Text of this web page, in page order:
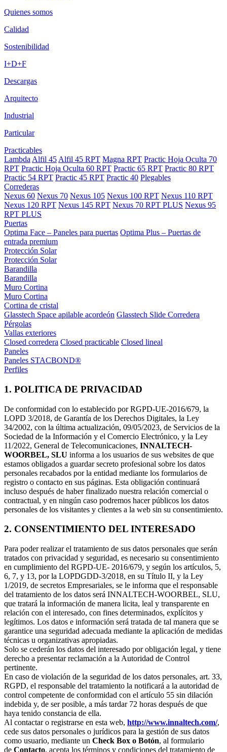
Quienes somos
Calidad
Sostenibilidad
I+D+F
Descargas
Arquitecto
Industrial
Particular
Practicables
Lambda Alfil 45 Alfil 45 RPT Magna RPT Practic Hoja Oculta 70
RPT Practic Hoja Oculta 60 RPT Practic 65 RPT Practic 80 RPT
Practic 54 RPT Practic 45 RPT Practic 40 Plegables
Correderas
Nexus 60 Nexus 70 Nexus 105 Nexus 100 RPT Nexus 110 RPT
Nexus 120 RPT Nexus 145 RPT Nexus 70 RPT PLUS Nexus 95
RPT PLUS
Puertas
Optima Face – Paneles para puertas Optima Plus – Puertas de
entrada premium
Protección Solar
Protección Solar
Barandilla
Barandilla
Muro Cortina
Muro Cortina
Cortina de cristal
Glasstech Space apilable acordeón Glasstech Slide Corredera
Pérgolas
Vallas exteriores
Closed corredera Closed practicable Closed lineal
Paneles
Paneles STACBOND®
Perfiles
1. POLITICA DE PRIVACIDAD
De conformidad con lo establecido por RGPD-UE-2016/679, la
LOPD 3/2018, de Garantía de los Derechos Digitales, la Ley
34/2002, con la última actualización, 09/05/2023, de Servicios de la
Sociedad de la Información y el Comercio Electrónico, y la Ley
11/2022, General de Telecomunicaciones, INNALTECH-
WOORBEL, SLU informa a los usuarios de sus websites de que
estamos obligados a guardar secreto profesional sobre los datos
personales recabados por la entidad mediante los formularios de
registro o contacto en sus páginas. Esta obligación continuará
incluso después de haber finalizado nuestra relación comercial o
contractual, y en ningún caso podremos hacer públicos los datos
personales de los visitantes y clientes a la web sin su consentimiento.
2. CONSENTIMIENTO DEL INTERESADO
Para poder realizar el tratamiento de sus datos personales que serán
tratados con privacidad y seguridad, es necesario su consentimiento
en cumplimiento del RGPD-UE- 2016/679, y según los artículos, 5,
6, 7, y 13, por la LOPDGDD-3/2018, en su Título II, y la Ley
1/2019, de secretos Empresariales, se le informa que el responsable
del tratamiento de los datos será INNALTECH-WOORBEL, SLU,
que tratará la información de manera licita, leal y transparente en
relación con el interesado, con fines determinados, explícitos y
legítimos. Los datos e información será tratada de tal manera que se
garantice una seguridad adecuada mediante la aplicación de medidas
técnicas u organizativas apropiadas.
Solo se cederán los datos del interesado por obligación legal, y tiene
derecho a presentar reclamación a la Autoridad de Control
pertinente.
En caso de violación de la seguridad de los datos personales, art. 33,
RGPD, el responsable del tratamiento la notificará a la autoridad de
control competente de conformidad con el artículo 55 sin dilación
indebida y, de ser posible, a más tardar 72 horas después de que
haya tenido constancia de ella.
Al contactar o registrarse en esta web, http://www.innaltech.com/,
cede sus datos personales o jurídicos para la gestión de sus datos
como usuario, mediante un Check Box o Botón, al formulario
de Contacto, acepta los términos y condiciones del tratamiento de